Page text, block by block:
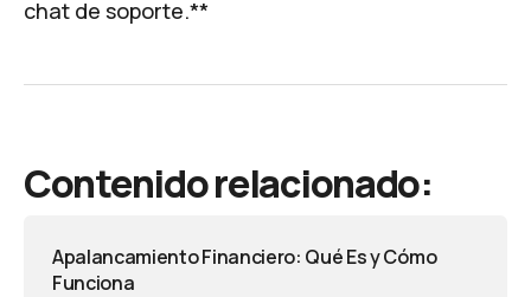
chat de soporte.**
Contenido relacionado:
Apalancamiento Financiero: Qué Es y Cómo
Funciona